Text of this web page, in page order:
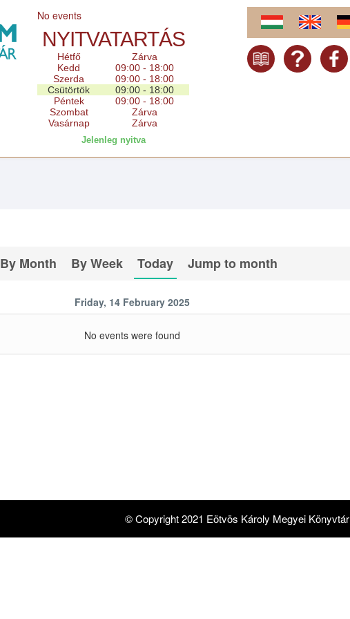
No events
NYITVATARTÁS
Hétfő
Zárva
Kedd
09:00 - 18:00
Szerda
09:00 - 18:00
Csütörtök
09:00 - 18:00
Péntek
09:00 - 18:00
Szombat
Zárva
Vasárnap
Zárva
Jelenleg nyitva
By Month By Week Today Jump to month
Friday, 14 February 2025
No events were found
© Copyright 2021 Eötvös Károly Megyei Könyvtár